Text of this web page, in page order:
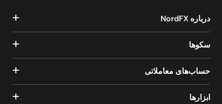
درباره NordFX
سکوها
حساب‌های معاملاتی
ابزارها